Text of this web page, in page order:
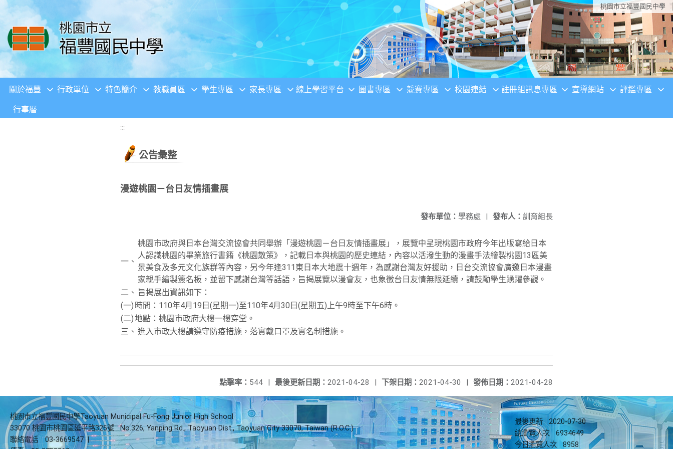
移至網頁之主要內容區位置 桃園市立福豐國民中學
關於福豐 行政單位 特色簡介 教職員區 學生專區 家長專區 線上學習平台 圖書專區 競賽專區 校園連結 註冊組訊息專區 宣導網站 評鑑專區
行事曆
:::
公告彙整
漫遊桃園－台日友情插畫展
發布人： 訓育組長
發布單位： 學務處 |
一、
桃園市政府與日本台灣交流協會共同舉辦「漫遊桃園－台日友情插畫展」，展覽中呈現桃園市政府今年出版寫給日本
人認識桃園的畢業旅行書籍《桃園散策》，記載日本與桃園的歷史連結，內容以活潑生動的漫畫手法繪製桃園13區美
景美食及多元文化族群等內容，另今年逢311東日本大地震十週年，為感謝台灣友好援助，日台交流協會廣邀日本漫畫
家親手繪製簽名板，並留下感謝台灣等話語，旨揭展覽以漫會友，也象徵台日友情無限延續，請鼓勵學生踴躍參觀。
二、 旨揭展出資訊如下：
(一) 時間：110年4月19日(星期一)至110年4月30日(星期五)上午9時至下午6時。
(二)地點：桃園市政府大樓一樓穿堂。
三、 進入市政大樓請遵守防疫措施，落實戴口罩及實名制措施。
發佈日期： 2021-04-28
下架日期： 2021-04-30 |
最後更新日期： 2021-04-28 |
點擊率： 544 |
桃園市立福豐國民中學Taoyuan Municipal Fu-Fong Junior High School
33070 桃園市桃園區延平路326號
No.326, Yanping Rd., Taoyuan Dist., Taoyuan City 33070, Taiwan (R.O.C.)
聯絡電話
03-3669547 |
最後更新
2020-07-30
總瀏覽人次
6934649
今日瀏覽人次
8958